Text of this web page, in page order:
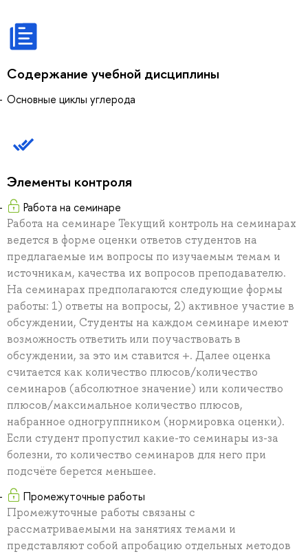
Содержание учебной дисциплины
Основные циклы углерода
Элементы контроля
Работа на семинаре
Работа на семинаре Текущий контроль на семинарах
ведется в форме оценки ответов студентов на
предлагаемые им вопросы по изучаемым темам и
источникам, качества их вопросов преподавателю.
На семинарах предполагаются следующие формы
работы: 1) ответы на вопросы, 2) активное участие в
обсуждении, Студенты на каждом семинаре имеют
возможность ответить или поучаствовать в
обсуждении, за это им ставится +. Далее оценка
считается как количество плюсов/количество
семинаров (абсолютное значение) или количество
плюсов/максимальное количество плюсов,
набранное одногруппником (нормировка оценки).
Если студент пропустил какие-то семинары из-за
болезни, то количество семинаров для него при
подсчёте берется меньшее.
Промежуточные работы
Промежуточные работы связаны с
рассматриваемыми на занятиях темами и
представляют собой апробацию отдельных методов